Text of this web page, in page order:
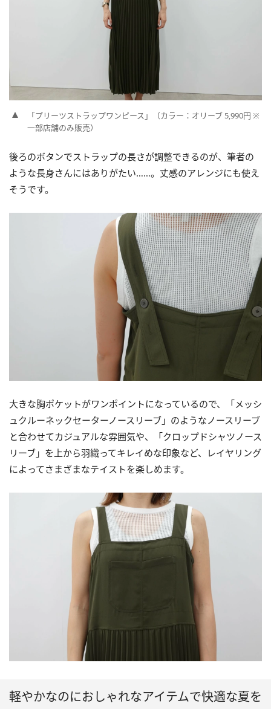
「プリーツストラップワンピース」（カラー：オリーブ 5,990円 ※
一部店舗のみ販売）
後ろのボタンでストラップの長さが調整できるのが、筆者の
ような長身さんにはありがたい……。丈感のアレンジにも使え
そうです。
大きな胸ポケットがワンポイントになっているので、「メッシ
ュクルーネックセーターノースリーブ」のようなノースリーブ
と合わせてカジュアルな雰囲気や、「クロップドシャツノース
リーブ」を上から羽織ってキレイめな印象など、レイヤリング
によってさまざまなテイストを楽しめます。
軽やかなのにおしゃれなアイテムで快適な夏を